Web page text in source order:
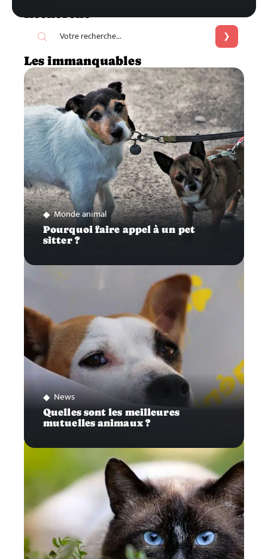
Recherche
Les immanquables
Monde animal
Pourquoi faire appel à un pet
sitter ?
News
Quelles sont les meilleures
mutuelles animaux ?